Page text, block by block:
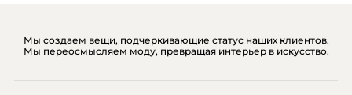
Мы создаем вещи, подчеркивающие статус наших клиентов.
Мы переосмысляем моду, превращая интерьер в искусство.